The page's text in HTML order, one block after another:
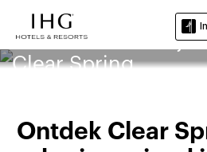
Clear Spring
Ontdek Clear